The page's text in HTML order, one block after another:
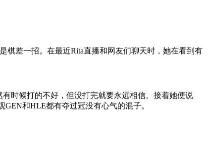
棋差一招。在最近Rita直播和网友们聊天时，她在看到有
时候打的不好，但没打完就要永远相信。接着她便说
和HLE都有夺过冠没有心气的混子。